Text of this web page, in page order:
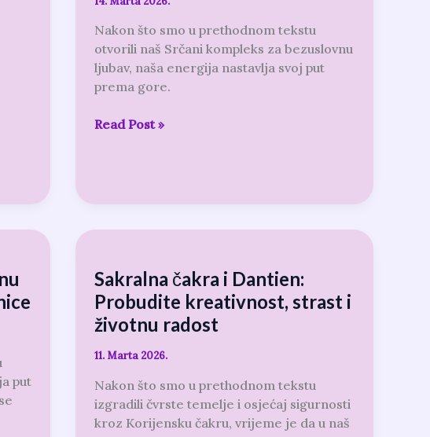
Nakon što smo u prethodnom tekstu
otvorili naš Srčani kompleks za bezuslovnu
ljubav, naša energija nastavlja svoj put
prema gore.
Read Post »
put
Sakralna čakra i Dantien:
Probudite kreativnost, strast i
životnu radost
11. Marta 2026.
Nakon što smo u prethodnom tekstu
izgradili čvrste temelje i osjećaj sigurnosti
kroz Korijensku čakru, vrijeme je da u naš
i
Dantien:
Probudite
kreativnost,
strast
životnu
radost